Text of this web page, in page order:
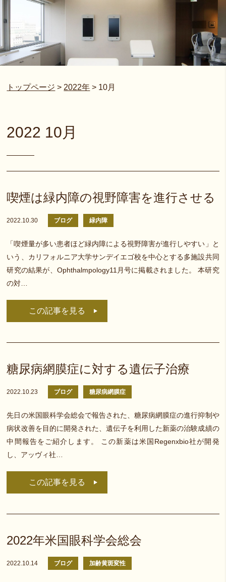
トップページ > 2022年 > 10月
2022 10月
喫煙は緑内障の視野障害を進行させる
2022.10.30 ブログ 緑内障
「喫煙量が多い患者ほど緑内障による視野障害が進行しやすい」と
いう、カリフォルニア大学サンデイエゴ校を中心とする多施設共同
研究の結果が、Ophthalmpology11月号に掲載されました。 本研究
の対…
この記事を見る
糖尿病網膜症に対する遺伝子治療
2022.10.23 ブログ 糖尿病網膜症
先日の米国眼科学会総会で報告された、糖尿病網膜症の進行抑制や
病状改善を目的に開発された、遺伝子を利用した新薬の治験成績の
中間報告をご紹介します。 この新薬は米国Regenxbio社が開発
し、アッヴィ社…
この記事を見る
2022年米国眼科学会総会
2022.10.14 ブログ 加齢黄斑変性